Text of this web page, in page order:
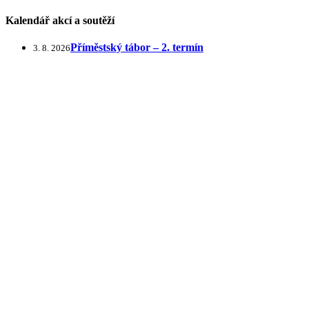
Kalendář akcí a soutěží
3. 8. 2026Příměstský tábor – 2. termín